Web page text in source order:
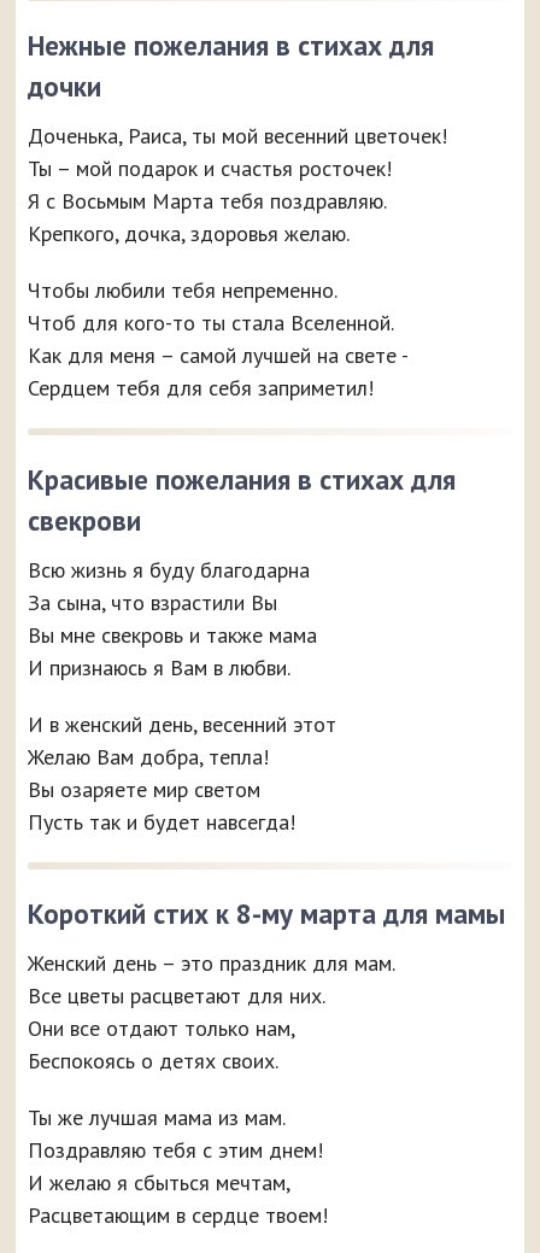
Нежные пожелания в стихах для
дочки
Доченька, Раиса, ты мой весенний цветочек!
Ты – мой подарок и счастья росточек!
Я с Восьмым Марта тебя поздравляю.
Крепкого, дочка, здоровья желаю.
Чтобы любили тебя непременно.
Чтоб для кого-то ты стала Вселенной.
Как для меня – самой лучшей на свете -
Сердцем тебя для себя заприметил!
Красивые пожелания в стихах для
свекрови
Всю жизнь я буду благодарна
За сына, что взрастили Вы
Вы мне свекровь и также мама
И признаюсь я Вам в любви.
И в женский день, весенний этот
Желаю Вам добра, тепла!
Вы озаряете мир светом
Пусть так и будет навсегда!
Короткий стих к 8-му марта для мамы
Женский день – это праздник для мам.
Все цветы расцветают для них.
Они все отдают только нам,
Беспокоясь о детях своих.
Ты же лучшая мама из мам.
Поздравляю тебя с этим днем!
И желаю я сбыться мечтам,
Расцветающим в сердце твоем!